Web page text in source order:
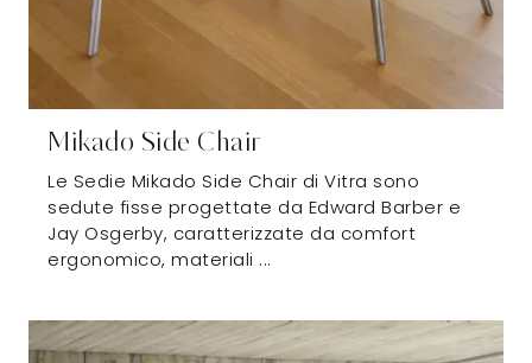
Mikado Side Chair
Le Sedie Mikado Side Chair di Vitra sono
sedute fisse progettate da Edward Barber e
Jay Osgerby, caratterizzate da comfort
ergonomico, materiali ...